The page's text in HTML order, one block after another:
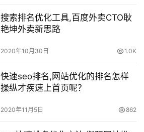
搜索排名优化工具,百度外卖CTO耿
艳坤外卖新思路
2020年10月30日 1.0K
快速seo排名,网站优化​的排名怎样
操纵才疾速上首页呢？
2020年11月5日 862